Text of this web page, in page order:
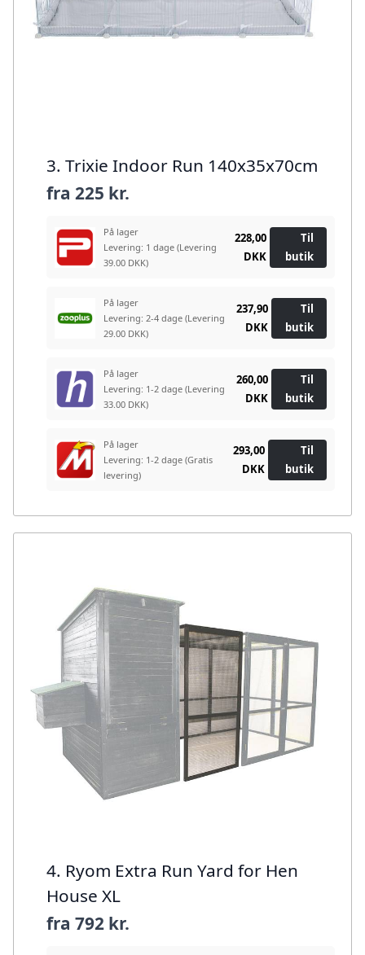
3. Trixie Indoor Run 140x35x70cm
fra 225 kr.
På lager
Levering: 1 dage (Levering
39.00 DKK)
228,00
DKK
Til
butik
På lager
Levering: 2-4 dage (Levering
29.00 DKK)
237,90
DKK
Til
butik
På lager
Levering: 1-2 dage (Levering
33.00 DKK)
260,00
DKK
Til
butik
På lager
Levering: 1-2 dage (Gratis
levering)
293,00
DKK
Til
butik
4. Ryom Extra Run Yard for Hen
House XL
fra 792 kr.